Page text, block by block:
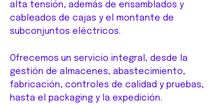
alta tensión, además de ensamblados y
cableados de cajas y el montante de
subconjuntos eléctricos.
Ofrecemos un servicio integral, desde la
gestión de almacenes, abastecimiento,
fabricación, controles de calidad y pruebas,
hasta el packaging y la expedición.